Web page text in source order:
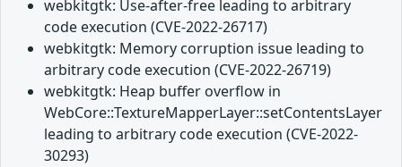
webkitgtk: Use-after-free leading to arbitrary
code execution (CVE-2022-26717)
webkitgtk: Memory corruption issue leading to
arbitrary code execution (CVE-2022-26719)
webkitgtk: Heap buffer overflow in
WebCore::TextureMapperLayer::setContentsLayer
leading to arbitrary code execution (CVE-2022-
30293)